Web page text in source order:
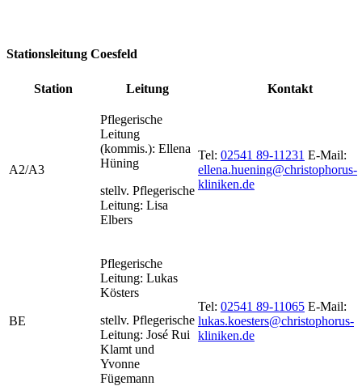
Stationsleitung Coesfeld
Station Leitung Kontakt
A2/A3
Pflegerische
Leitung
(kommis.): Ellena
Hüning
stellv. Pflegerische
Leitung: Lisa
Elbers
Tel: 02541 89-11231 E-Mail:
ellena.huening@christophorus-
kliniken.de
BE
Pflegerische
Leitung: Lukas
Kösters
stellv. Pflegerische
Leitung: José Rui
Klamt und
Yvonne
Fügemann
Tel: 02541 89-11065 E-Mail:
lukas.koesters@christophorus-
kliniken.de